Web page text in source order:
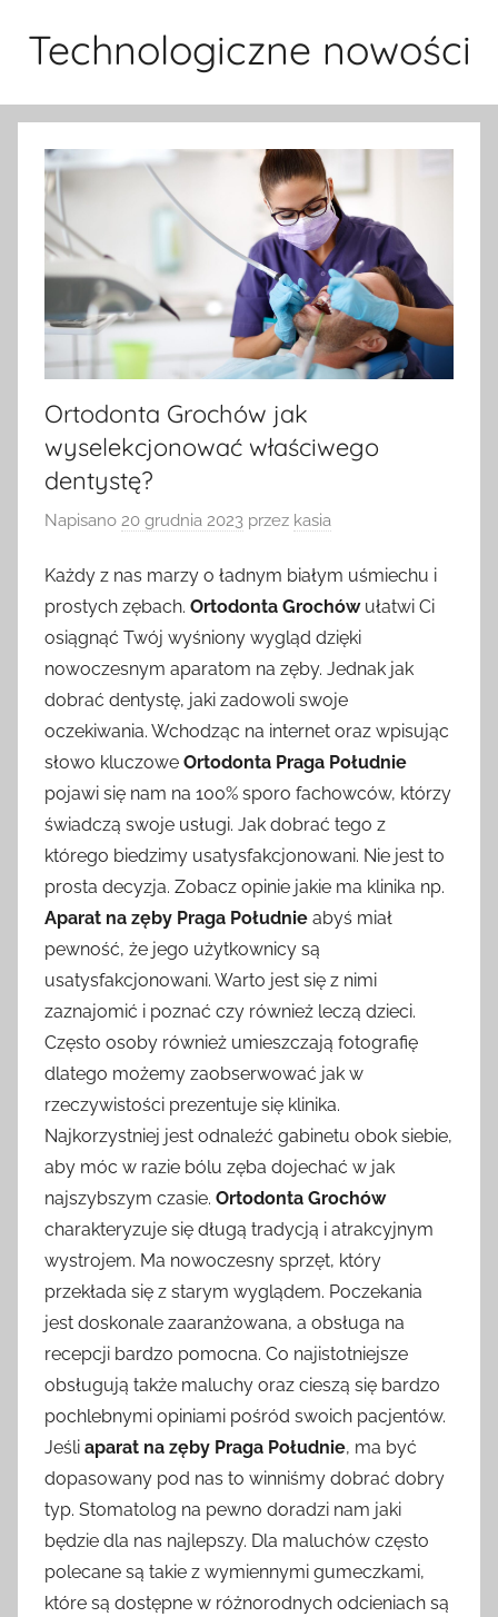
Technologiczne nowości
Ortodonta Grochów jak
wyselekcjonować właściwego
dentystę?
Napisano 20 grudnia 2023 przez kasia
Każdy z nas marzy o ładnym białym uśmiechu i
prostych zębach. Ortodonta Grochówułatwi Ci
osiągnąć Twój wyśniony wygląd dzięki
nowoczesnym aparatom na zęby. Jednak jak
dobrać dentystę, jaki zadowoli swoje
oczekiwania. Wchodząc na internet oraz wpisując
słowo kluczowe Ortodonta Praga Południe
pojawi się nam na 100% sporo fachowców, którzy
świadczą swoje usługi. Jak dobrać tego z
którego biedzimy usatysfakcjonowani. Nie jest to
prosta decyzja. Zobacz opinie jakie ma klinika np.
Aparat na zęby Praga Południe abyś miał
pewność, że jego użytkownicy są
usatysfakcjonowani. Warto jest się z nimi
zaznajomić i poznać czy również leczą dzieci.
Często osoby również umieszczają fotografię
dlatego możemy zaobserwować jak w
rzeczywistości prezentuje się klinika.
Najkorzystniej jest odnaleźć gabinetu obok siebie,
aby móc w razie bólu zęba dojechać w jak
najszybszym czasie. Ortodonta Grochów
charakteryzuje się długą tradycją i atrakcyjnym
wystrojem. Ma nowoczesny sprzęt, który
przekłada się z starym wyglądem. Poczekania
jest doskonale zaaranżowana, a obsługa na
recepcji bardzo pomocna. Co najistotniejsze
obsługują także maluchy oraz cieszą się bardzo
pochlebnymi opiniami pośród swoich pacjentów.
Jeśli aparat na zęby Praga Południe, ma być
dopasowany pod nas to winniśmy dobrać dobry
typ. Stomatolog na pewno doradzi nam jaki
będzie dla nas najlepszy. Dla maluchów często
polecane są takie z wymiennymi gumeczkami,
które są dostępne w różnorodnych odcieniach są